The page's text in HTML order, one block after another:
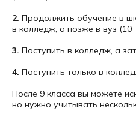
2. Продолжить обучение в
в колледж, а позже в вуз
3. Поступить в колледж, а
4. Поступить только в
После 9 класса вы можете
но нужно учитывать
Подскажем с
направления и